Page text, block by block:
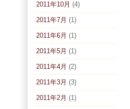
2011年10月 (4)
2011年7月 (1)
2011年6月 (1)
2011年5月 (1)
2011年4月 (2)
2011年3月 (3)
2011年2月 (1)